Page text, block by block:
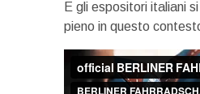
E gli espositori italiani
pieno in questo